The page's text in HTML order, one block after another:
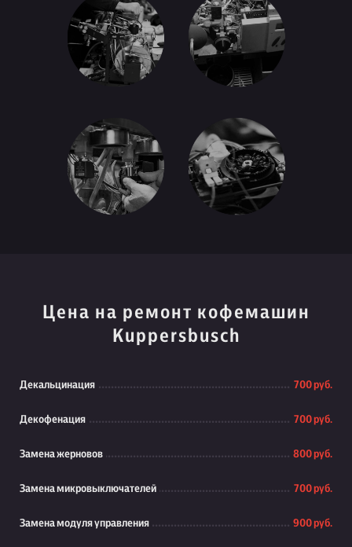
Цена на ремонт кофемашин
Kuppersbusch
Декальцинация 700 руб.
Декофенация 700 руб.
Замена жерновов 800 руб.
Замена микровыключателей 700 руб.
Замена модуля управления 900 руб.